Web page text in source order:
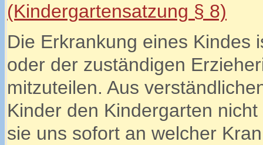
(Kindergartensatzung § 8)
Die Erkrankung eines Kindes
oder der zuständigen
mitzuteilen. Aus
Kinder den Kindergarten
sie uns sofort an welcher